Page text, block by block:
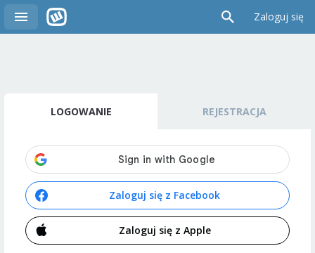
Zaloguj się
LOGOWANIE REJESTRACJA
Zaloguj się z Facebook
Zaloguj się z Apple